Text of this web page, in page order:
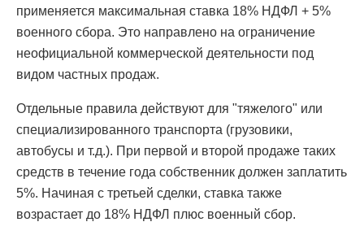
применяется максимальная ставка 18% НДФЛ + 5%
военного сбора. Это направлено на ограничение
неофициальной коммерческой деятельности под
видом частных продаж.
Отдельные правила действуют для "тяжелого" или
специализированного транспорта (грузовики,
автобусы и т.д.). При первой и второй продаже таких
средств в течение года собственник должен заплатить
5%. Начиная с третьей сделки, ставка также
возрастает до 18% НДФЛ плюс военный сбор.